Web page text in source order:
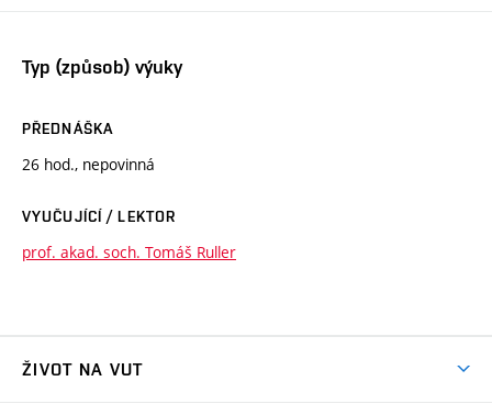
Typ (způsob) výuky
PŘEDNÁŠKA
26 hod., nepovinná
VYUČUJÍCÍ / LEKTOR
prof. akad. soch. Tomáš Ruller
ŽIVOT NA VUT